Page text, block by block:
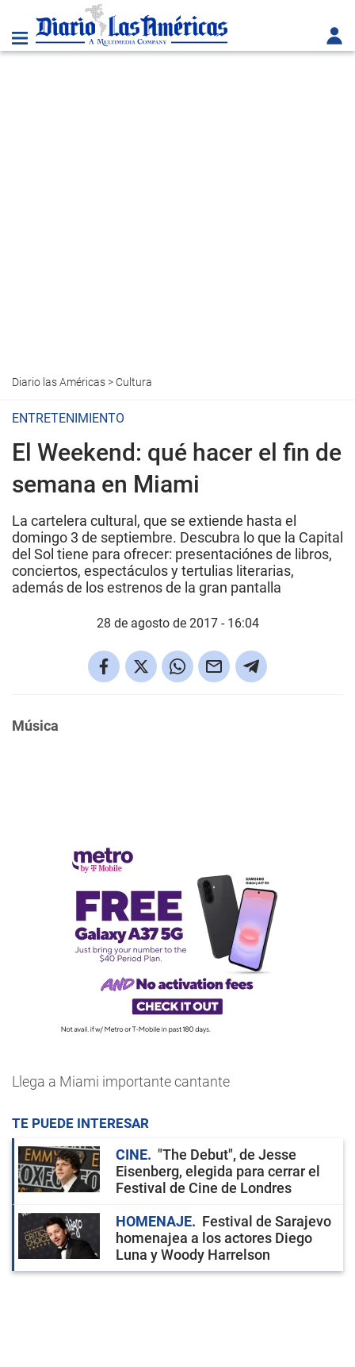
Diario las Américas> Cultura
ENTRETENIMIENTO
El Weekend: qué hacer el fin de
semana en Miami
La cartelera cultural, que se extiende hasta el
domingo 3 de septiembre. Descubra lo que la Capital
del Sol tiene para ofrecer: presentaciónes de libros,
conciertos, espectáculos y tertulias literarias,
además de los estrenos de la gran pantalla
28 de agosto de 2017 - 16:04
Música
Llega a Miami importante cantante
TE PUEDE INTERESAR
CINE
"The Debut", de Jesse
Eisenberg, elegida para cerrar el
Festival de Cine de Londres
HOMENAJE
Festival de Sarajevo
homenajea a los actores Diego
Luna y Woody Harrelson